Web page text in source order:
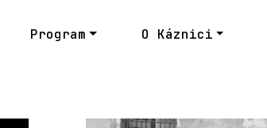
Program O Káznici